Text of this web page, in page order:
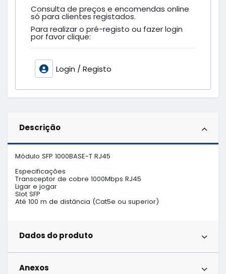
Consulta de preços e encomendas online
só para clientes registados.
Para realizar o pré-registo ou fazer login
por favor clique:
Login / Registo
Descrição
Módulo SFP 1000BASE-T RJ45
Especificações
Transceptor de cobre 1000Mbps RJ45
Ligar e jogar
Slot SFP
Até 100 m de distância (Cat5e ou superior)
Dados do produto
Anexos